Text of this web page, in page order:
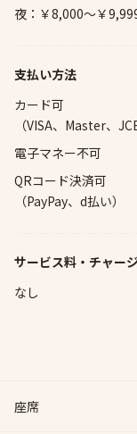
夜：￥8,000～￥
支払い方法
カード可
（VISA、Master、
電子マネー不可
QRコード決済可
（PayPay、d払い）
サービス料・チャー
なし
座席